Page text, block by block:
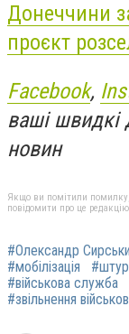
Донеччини
проєкт
Facebook,
ваші швидкі
новин
Якщо ви помітили помилку,
повідомити про це редакцію
#Олександр
#мобілізація
#військова служба
#звільнення